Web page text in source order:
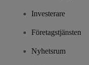
Investerare
Företagstjänsten
Nyhetsrum